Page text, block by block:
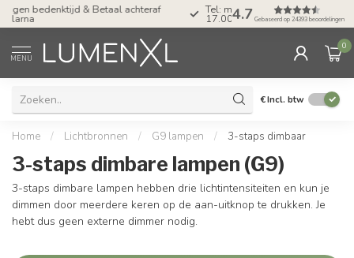
Tel: ma-do tot 23.00, vr tot 21.00, za tot
17.00 uur 4.7 Gebaseerd op 24393 beoordelingen
MENU
0
€Incl. btw
Home / Lichtbronnen / G9 lampen / 3-staps dimbaar
3-staps dimbare lampen (G9)
3-staps dimbare lampen hebben drie lichtintensiteiten en kun je
dimmen door meerdere keren op de aan-uitknop te drukken. Je
hebt dus geen externe dimmer nodig.